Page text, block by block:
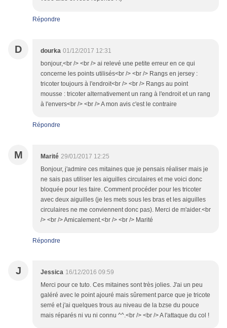
Répondre
D dourka 01/12/2017 12:31
bonjour,<br /> <br /> ai relevé une petite erreur en ce qui
concerne les points utilisés<br /> <br /> Rangs en jersey :
tricoter toujours à l'endroit<br /> <br /> Rangs au point
mousse : tricoter alternativement un rang à l'endroit et un rang
à l'envers<br /> <br /> A mon avis c'est le contraire
Répondre
M Marité 29/01/2017 12:25
Bonjour, j'admire ces mitaines que je pensais réaliser mais je
ne sais pas utiliser les aiguilles circulaires et me voici donc
bloquée pour les faire. Comment procéder pour les tricoter
avec deux aiguilles (je les mets sous les bras et les aiguilles
circulaires ne me conviennent donc pas). Merci de m'aider.<br
/> <br /> Amicalement.<br /> <br /> Marité
Répondre
J Jessica 16/12/2016 09:59
Merci pour ce tuto. Ces mitaines sont très jolies. J'ai un peu
galéré avec le point ajouré mais sûrement parce que je tricote
serré et j'ai quelques trous au niveau de la bzse du pouce
mais réparés ni vu ni connu ^^.<br /> <br /> A l'attaque du col !